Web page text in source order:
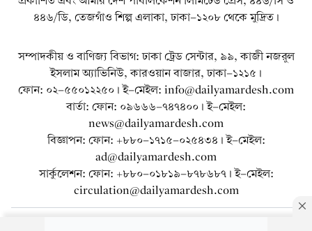
৪৪৬/ডি, তেজগাঁও শিল্প এলাকা, ঢাকা-১২০৮ থেকে মুদ্রিত।
সম্পাদকীয় ও বাণিজ্য বিভাগ: ঢাকা ট্রেড সেন্টার, ৯৯, কাজী নজরুল
ইসলাম অ্যাভিনিউ, কারওয়ান বাজার, ঢাকা-১২১৫।
ফোন: ০২-৫৫০১২২৫০। ই-মেইল: info@dailyamardesh.com
বার্তা: ফোন: ০৯৬৬৬-৭৪৭৪০০। ই-মেইল:
news@dailyamardesh.com
বিজ্ঞাপন: ফোন: +৮৮০-১৭১৫-০২৫৪৩৪ । ই-মেইল:
ad@dailyamardesh.com
সার্কুলেশন: ফোন: +৮৮০-০১৮১৯-৮৭৮৬৮৭ । ই-মেইল:
circulation@dailyamardesh.com